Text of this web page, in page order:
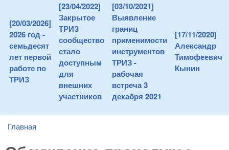
[20/03/2026]
2026 год -
семьдесят
лет первой
работе по
ТРИЗ
[23/04/2022]
Закрытое
ТРИЗ
сообщество
стало
доступным
для
внешних
участников
[03/10/2021]
Выявление
границ
применимости
инструментов
ТРИЗ -
рабочая
встреча 3
декабря 2021
[17/11/2020]
Александр
Тимофеевич
Кынин
You are here
Главная